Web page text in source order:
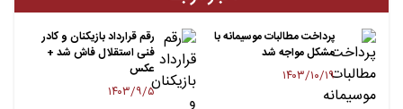
پرداخت مطالبات موسیمانه با
مشکل مواجه شد
۱۴۰۳/۱۰/۱۹
رقم قرارداد بازیکنان و کادر
فنی استقلال فاش شد +
عکس
۱۴۰۳/۹/۵